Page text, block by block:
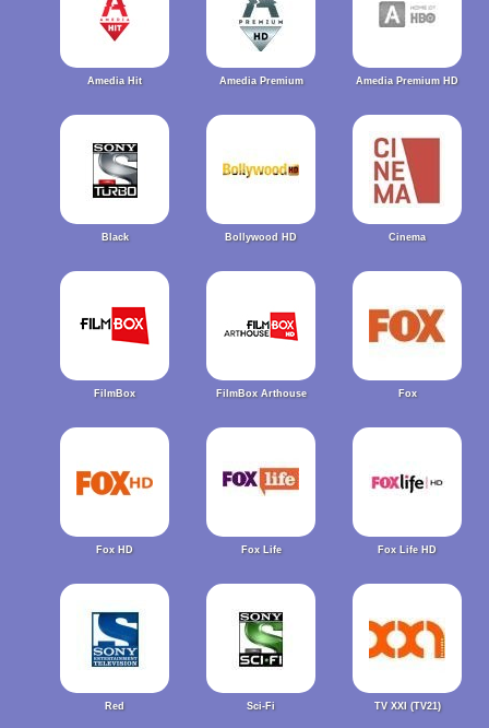
Amedia Hit Amedia Premium Amedia Premium HD
Black Bollywood HD Cinema
FilmBox FilmBox Arthouse Fox
Fox HD Fox Life Fox Life HD
Red Sci-Fi TV XXI (TV21)